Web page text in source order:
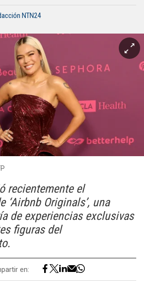
NTN24
recientemente el
‘Airbnb Originals’, una
de experiencias exclusivas
figuras del
en: